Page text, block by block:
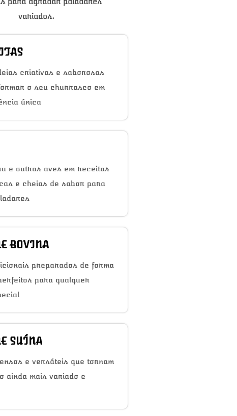
variados.
criativas e saborosas
o seu churrasco em
única
e outras aves em receitas
e cheias de sabor para
BOVINA
preparados de forma
para qualquer
SUÍNA
e versáteis que tornam
ainda mais variado e